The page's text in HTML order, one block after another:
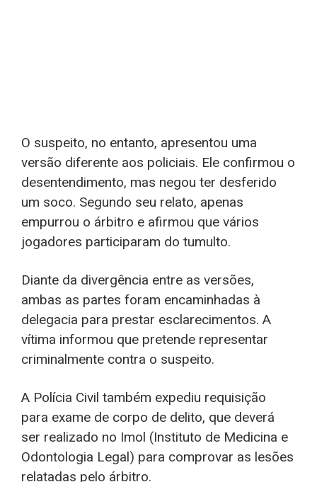
O suspeito, no entanto, apresentou uma
versão diferente aos policiais. Ele confirmou o
desentendimento, mas negou ter desferido
um soco. Segundo seu relato, apenas
empurrou o árbitro e afirmou que vários
jogadores participaram do tumulto.
Diante da divergência entre as versões,
ambas as partes foram encaminhadas à
delegacia para prestar esclarecimentos. A
vítima informou que pretende representar
criminalmente contra o suspeito.
A Polícia Civil também expediu requisição
para exame de corpo de delito, que deverá
ser realizado no Imol (Instituto de Medicina e
Odontologia Legal) para comprovar as lesões
relatadas pelo árbitro.